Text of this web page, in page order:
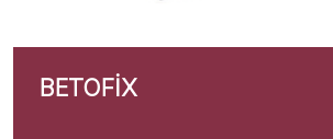
BETOFIX